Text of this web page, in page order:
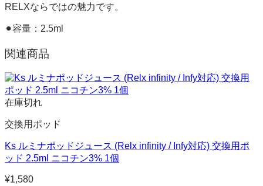
RELXならではの魅力です。
⚫︎容量：2.5ml
関連商品
在庫切れ
交換用ポッド
Ks ルミナポッドジュース (Relx infinity / Infy対応) 交換用ポ
ッド 2.5ml ニコチン3% 1個
¥1,580